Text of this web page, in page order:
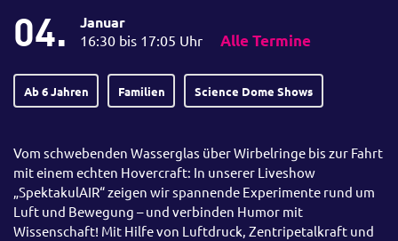
04. Januar
16:30 bis 17:05 Uhr Alle Termine
Ab 6 Jahren Familien Science Dome Shows
Vom schwebenden Wasserglas über Wirbelringe bis zur Fahrt
mit einem echten Hovercraft: In unserer Liveshow
„SpektakulAIR“ zeigen wir spannende Experimente rund um
Luft und Bewegung – und verbinden Humor mit
Wissenschaft! Mit Hilfe von Luftdruck, Zentripetalkraft und